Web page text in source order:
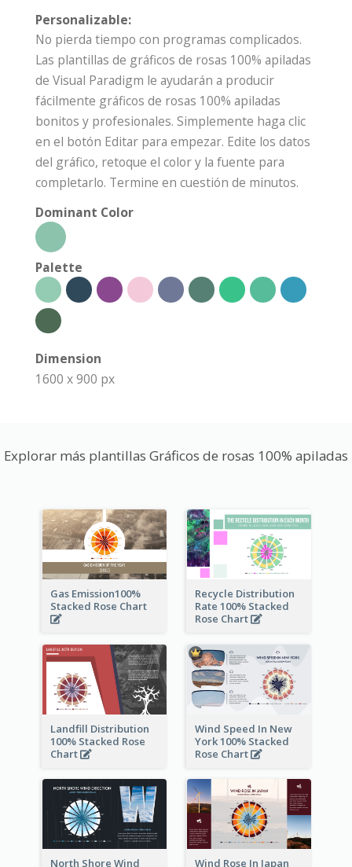
Personalizable:
No pierda tiempo con programas complicados.
Las plantillas de gráficos de rosas 100% apiladas
de Visual Paradigm le ayudarán a producir
fácilmente gráficos de rosas 100% apiladas
bonitos y profesionales. Simplemente haga clic
en el botón Editar para empezar. Edite los datos
del gráfico, retoque el color y la fuente para
completarlo. Termine en cuestión de minutos.
Dominant Color
Palette
Dimension
1600 x 900 px
Explorar más plantillas Gráficos de rosas 100% apiladas
Gas Emission100%
Stacked Rose Chart
Recycle Distribution
Rate 100% Stacked
Rose Chart
Landfill Distribution
100% Stacked Rose
Chart
Wind Speed In New
York 100% Stacked
Rose Chart
North Shore Wind Wind Rose In Japan